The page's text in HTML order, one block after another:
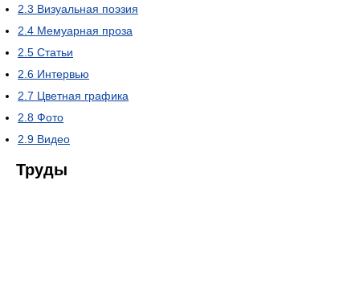
2.3 Визуальная поэзия
2.4 Мемуарная проза
2.5 Статьи
2.6 Интервью
2.7 Цветная графика
2.8 Фото
2.9 Видео
Труды